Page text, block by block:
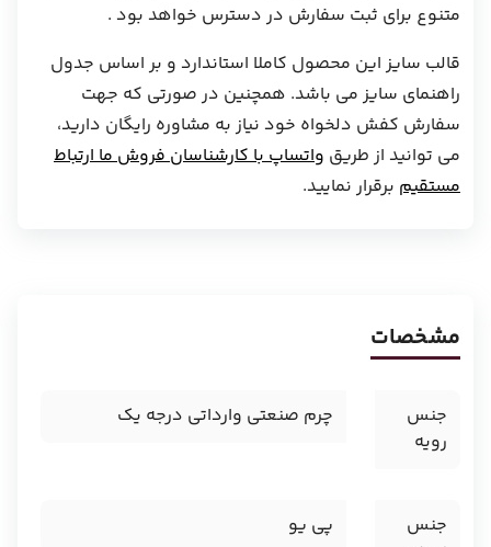
متنوع برای ثبت سفارش در دسترس خواهد بود .
قالب سایز این محصول کاملا استاندارد و بر اساس جدول
راهنمای سایز می باشد. همچنین در صورتی که جهت
سفارش کفش دلخواه خود نیاز به مشاوره رایگان دارید،
می توانید از طریق واتساپ با کارشناسان فروش ما ارتباط
مستقیم برقرار نمایید.
مشخصات
جنس
رویه
چرم صنعتی وارداتی درجه یک
جنس
پی یو